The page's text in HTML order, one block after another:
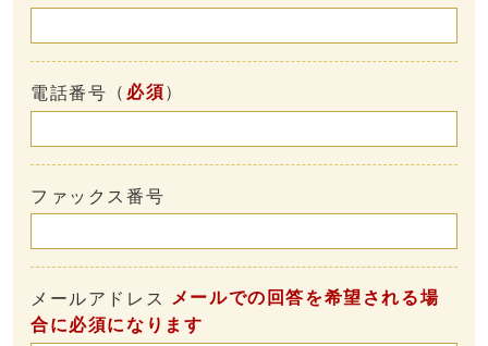
電話番号 （ 必須）
ファックス番号
メールアドレス メールでの回答を希望される場
合に必須になります